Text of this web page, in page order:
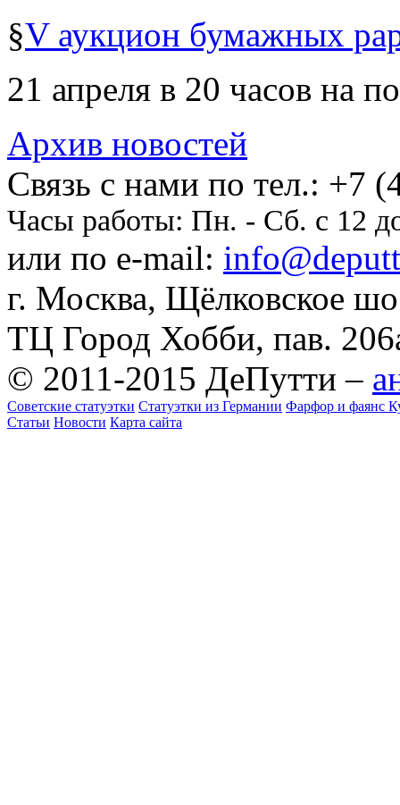
§V аукцион бумажных
21 апреля в 20 часов на
Архив новостей
Cвязь с нами по тел.: +7
Часы работы: Пн. - Сб. с 12
или по e-mail:
г. Москва, Щёлковское
ТЦ Город Хобби, пав.
© 2011-2015 ДеПутти –
Советские статуэтки Статуэтки из Германии Фарфор и фаянс
Статьи Новости Карта сайта